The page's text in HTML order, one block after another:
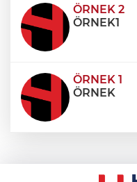
condimentum eros
ÖRNEK 2
ÖRNEK1
ÖRNEK 1
ÖRNEK